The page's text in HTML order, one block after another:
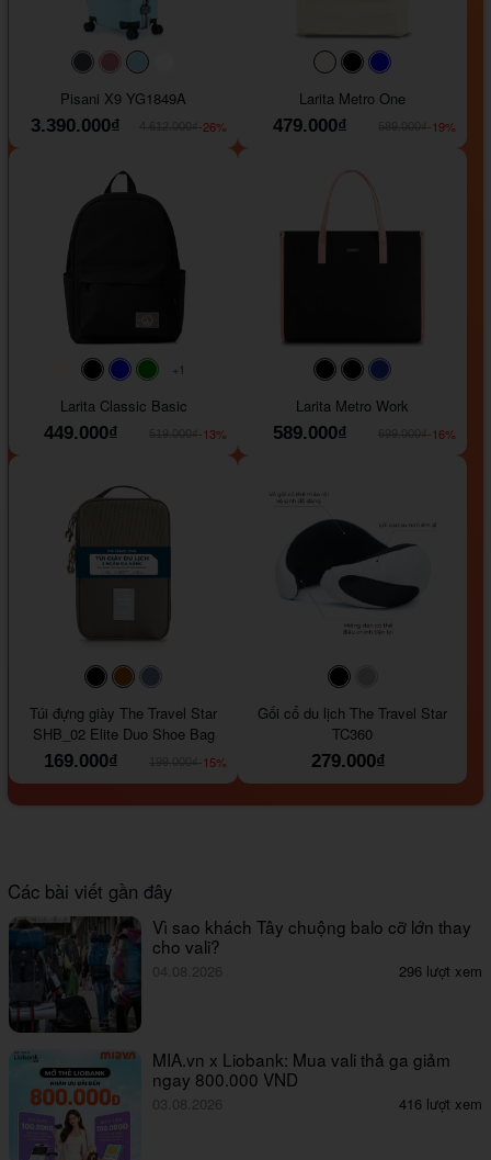
#40454a#b76e79
#9ad8e7
Pisani X9 YG1849A
3.390.000₫
-26%
#faf0e6#000000
Larita Metro One
479.000₫
-19%
#faf0e6
#000000#0000FF#008000
+1
Larita Classic Basic
449.000₫
-13%
#000000#000000
Larita Metro Work
589.000₫
-16%
#000000#964B00
Túi đựng giày The Travel Star
SHB_02 Elite Duo Shoe Bag
169.000₫
-15%
#000000
Gối cổ du lịch The Travel Star
TC360
279.000₫
Các bài viết gần đây
Vì sao khách Tây chuộng balo cỡ lớn thay
cho vali?
04.08.2026 296 lượt xem
MIA.vn x Liobank: Mua vali thả ga giảm
ngay 800.000 VND
03.08.2026 416 lượt xem